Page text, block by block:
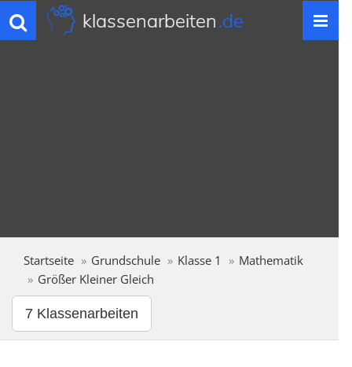
Toggle
navigation
klassenarbeiten.de
Startseite Grundschule Klasse 1
Mathematik
Größer Kleiner Gleich
7 Klassenarbeiten